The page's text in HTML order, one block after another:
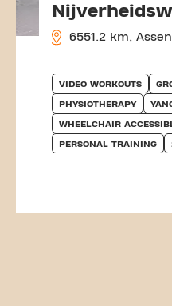
6551.2 km, Assen
VIDEO WORKOUTS
PHYSIOTHERAPY
WHEELCHAIR
PERSONAL TRAINING